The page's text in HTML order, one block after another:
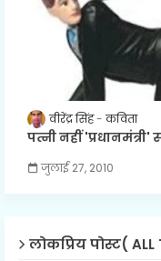
वीरेंद्र सिंह कविता
पत्नी नहीं
जुलाई 27, 2010
लोकप्रिय पोस्ट( ALL